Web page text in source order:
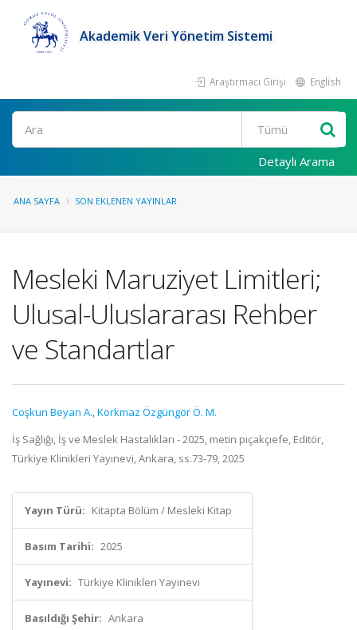
Akademik Veri Yönetim Sistemi
Araştırmacı Girişi English
Ara
Detaylı Arama
ANA SAYFA SON EKLENEN YAYINLAR
Mesleki Maruziyet Limitleri;
Ulusal-Uluslararası Rehber
ve Standartlar
Coşkun Beyan A.,Korkmaz Özgüngör Ö. M.
İş Sağlığı, İş ve Meslek Hastalıkları - 2025, metin pıçakçıefe, Editör,
Türkiye Klinikleri Yayınevi, Ankara, ss.73-79, 2025
Yayın Türü: Kitapta Bölüm / Mesleki Kitap
Basım Tarihi: 2025
Yayınevi: Türkiye Klinikleri Yayınevi
Basıldığı Şehir: Ankara